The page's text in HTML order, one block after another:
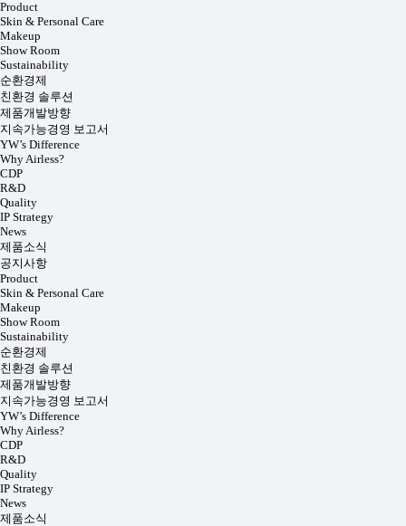
Product
Skin & Personal Care
Makeup
Show Room
Sustainability
순환경제
친환경 솔루션
제품개발방향
지속가능경영 보고서
YW’s Difference
Why Airless?
CDP
R&D
Quality
IP Strategy
News
제품소식
공지사항
Product
Skin & Personal Care
Makeup
Show Room
Sustainability
순환경제
친환경 솔루션
제품개발방향
지속가능경영 보고서
YW’s Difference
Why Airless?
CDP
R&D
Quality
IP Strategy
News
제품소식